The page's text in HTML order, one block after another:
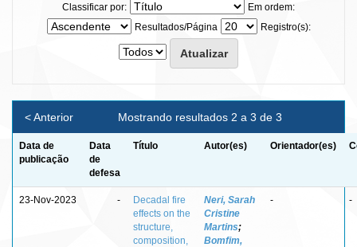
Classificar por:
Em ordem:
Resultados/Página
Registro(s):
Mostrando resultados 2 a 3 de 3
< Anterior
Data de
publicação
Data
de
defesa
Título Autor(es) Orientador(es)
23-Nov-2023 -
Decadal fire
effects on the
structure,
composition,
Neri, Sarah
Cristine
Martins;
Bomfim,
- -